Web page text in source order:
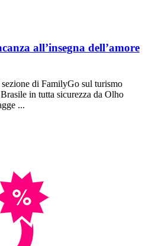
all’insegna dell’amore
di FamilyGo sul turismo
in tutta sicurezza da Olho
...